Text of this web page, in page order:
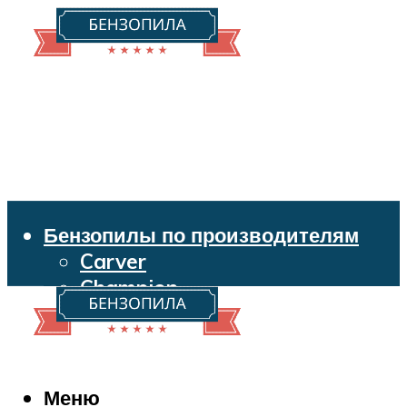
Бензопилы по производителям
Carver
Champion
Echo
Husqvarna
Makita
Меню